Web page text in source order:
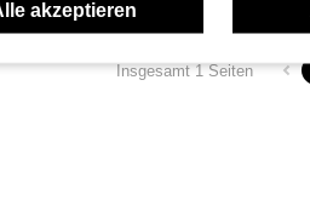
Insgesamt 1 Seiten
akzeptieren